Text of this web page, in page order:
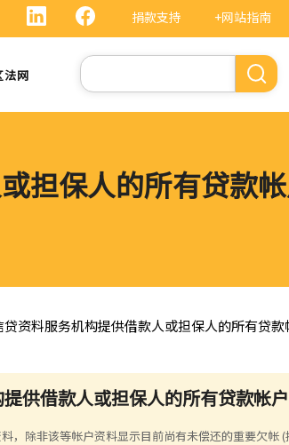
捐款支持 +网站指南
法网
搜
索
担保人的所有贷款
资料服务机构提供借款人或担保人的所有贷款
供借款人或担保人的所有贷款帐户
，除非该等帐户资料显示目前尚有未偿还的重要欠帐 (